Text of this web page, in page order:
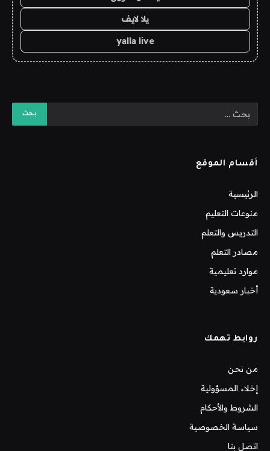
يلا لايف
yalla live
أقسام الموقع
الرئيسية
منوعات التعليم
التدريس والتعلم
مصادر التعلم
موارد تعليمية
أخبار سعودية
روابط تهمك
من نحن
إخلاء المسؤولية
الشروط والأحكام
سياسة الخصوصية
اتصل بنا